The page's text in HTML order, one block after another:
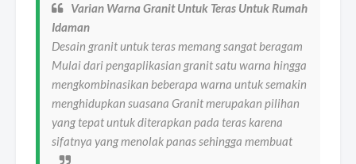
Varian Warna Granit Untuk Teras Untuk Rumah
Idaman
Desain granit untuk teras memang sangat beragam
Mulai dari pengaplikasian granit satu warna hingga
mengkombinasikan beberapa warna untuk semakin
menghidupkan suasana Granit merupakan pilihan
yang tepat untuk diterapkan pada teras karena
sifatnya yang menolak panas sehingga membuat